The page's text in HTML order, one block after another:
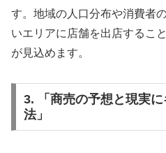
す。地域の人口分布や消費者
いエリアに店舗を出店するこ
が見込めます。
3. 「商売の予想と現実
法」